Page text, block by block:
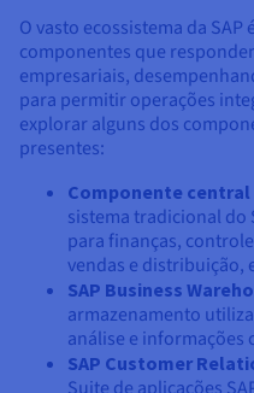
O vasto ecossistema da
componentes que
empresariais,
para permitir operações
explorar alguns dos
presentes:
Componente central
sistema tradicional do
para finanças,
vendas e distribuição,
SAP Business
armazenamento
análise e informações
SAP Customer